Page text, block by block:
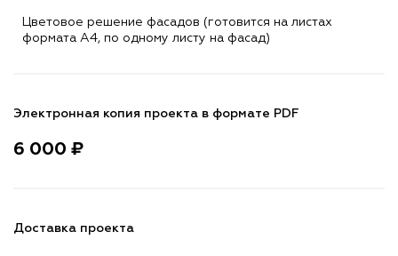
Цветовое решение фасадов (готовится на листах
формата A4, по одному листу на фасад)
Электронная копия проекта в формате PDF
6 000 ₽
Доставка проекта